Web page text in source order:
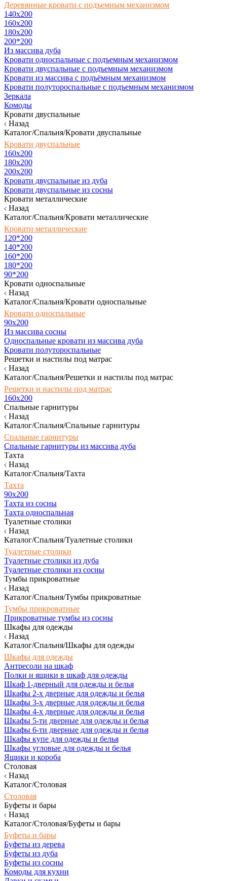
Деревянные кровати с подъемным механизмом
140x200
160х200
180х200
200*200
Из массива дуба
Кровати односпальные с подъемным механизмом
Кровати двуспальные с подъемным механизмом
Кровати из массива с подъёмным механизмом
Кровати полутороспальные с подъемным механизмом
Зеркала
Комоды
Кровати двуспальные
Назад
Каталог/Спальня/Кровати двуспальные
Кровати двуспальные
160х200
180x200
200x200
Кровати двуспальные из дуба
Кровати двуспальные из сосны
Кровати металлические
Назад
Каталог/Спальня/Кровати металлические
Кровати металлические
120*200
140*200
160*200
180*200
90*200
Кровати односпальные
Назад
Каталог/Спальня/Кровати односпальные
Кровати односпальные
90х200
Из массива сосны
Односпальные кровати из массива дуба
Кровати полутороспальные
Решетки и настилы под матрас
Назад
Каталог/Спальня/Решетки и настилы под матрас
Решетки и настилы под матрас
160х200
Спальные гарнитуры
Назад
Каталог/Спальня/Спальные гарнитуры
Спальные гарнитуры
Спальные гарнитуры из массива дуба
Тахта
Назад
Каталог/Спальня/Тахта
Тахта
90х200
Тахта из сосны
Тахта односпальная
Туалетные столики
Назад
Каталог/Спальня/Туалетные столики
Туалетные столики
Туалетные столики из дуба
Туалетные столики из сосны
Тумбы прикроватные
Назад
Каталог/Спальня/Тумбы прикроватные
Тумбы прикроватные
Прикроватные тумбы из сосны
Шкафы для одежды
Назад
Каталог/Спальня/Шкафы для одежды
Шкафы для одежды
Антресоли на шкаф
Полки и ящики в шкаф для одежды
Шкаф 1-дверный для одежды и белья
Шкафы 2-х дверные для одежды и белья
Шкафы 3-х дверные для одежды и белья
Шкафы 4-х дверные для одежды и белья
Шкафы 5-ти дверные для одежды и белья
Шкафы 6-ти дверные для одежды и белья
Шкафы купе для одежды и белья
Шкафы угловые для одежды и белья
Ящики и короба
Столовая
Назад
Каталог/Столовая
Столовая
Буфеты и бары
Назад
Каталог/Столовая/Буфеты и бары
Буфеты и бары
Буфеты из дерева
Буфеты из дуба
Буфеты из сосны
Комоды для кухни